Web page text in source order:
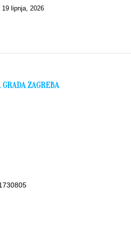
19 lipnja, 2026
ZAGREBA